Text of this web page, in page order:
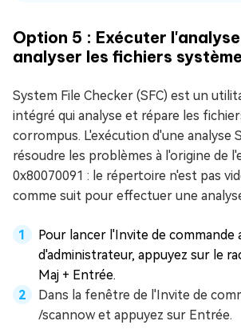
Option 5 : Exécuter
analyser les fichiers système
System File Checker (SFC) est un
intégré qui analyse et répare les
corrompus. L'exécution d'une analyse
résoudre les problèmes à l'origine de
0x80070091 : le répertoire n'est pas
comme suit pour effectuer une
Pour lancer l'Invite de commande
d'administrateur, appuyez sur le
Maj + Entrée.
Dans la fenêtre de l'Invite de
/scannow et appuyez sur Entrée.